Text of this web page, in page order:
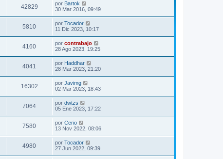
42829 por Bartok
30 Mar 2016, 09:49
5810 por Tocador
11 Dic 2023, 10:17
4160 por contrabajo
28 Ago 2023, 19:25
4041 por Haddhar
28 Mar 2023, 21:20
16302 por Javimg
02 Mar 2023, 18:43
7064 por dwtzs
05 Ene 2023, 17:22
7580 por Cerio
13 Nov 2022, 08:06
4980 por Tocador
27 Jun 2022, 09:39